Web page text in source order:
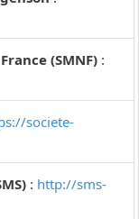
(SMNF) :
societe-
: http://sms-